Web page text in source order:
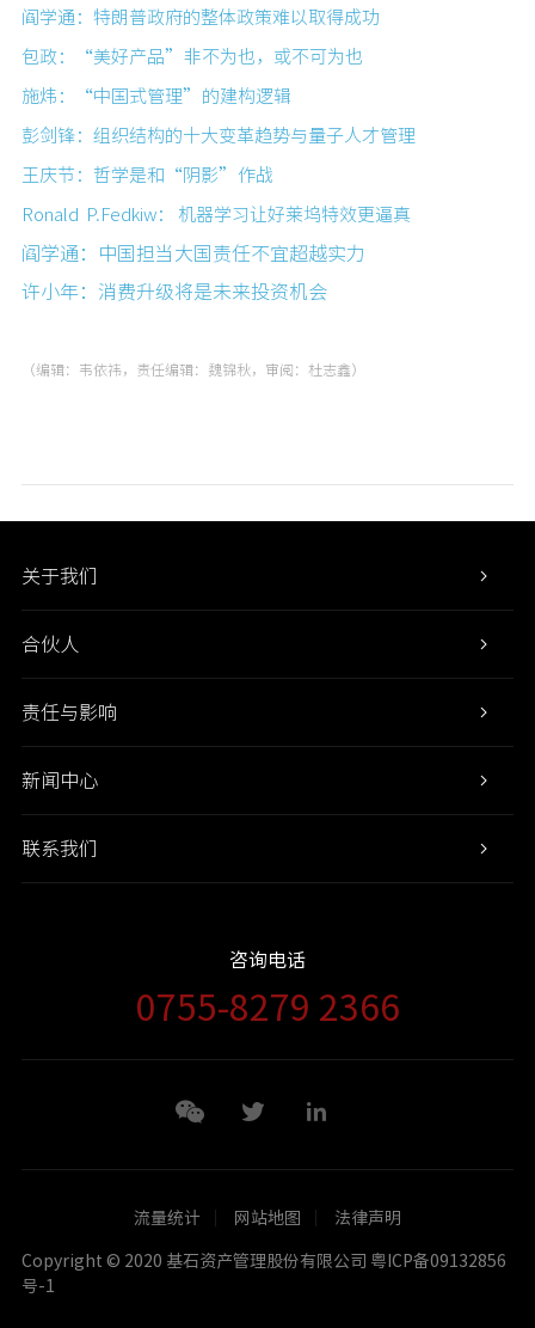
阎学通：特朗普政府的整体政策难以取得成功
包政：“美好产品”非不为也，或不可为也
施炜：“中国式管理”的建构逻辑
彭剑锋：组织结构的十大变革趋势与量子人才管理
王庆节：哲学是和“阴影”作战
Ronald P.Fedkiw： 机器学习让好莱坞特效更逼真
阎 学通：中国担当大国责任不宜超越实力
许小年：消费升级将是未来投资机会
（编辑：韦依祎，责任编辑：魏锦秋，审阅：杜志鑫）
关于我们
合伙人
责任与影响
新闻中心
联系我们
咨询电话
0755-8279 2366
流量统计 网站地图 法律声明
Copyright © 2020 基石资产管理股份有限公司 粤ICP备09132856
号-1